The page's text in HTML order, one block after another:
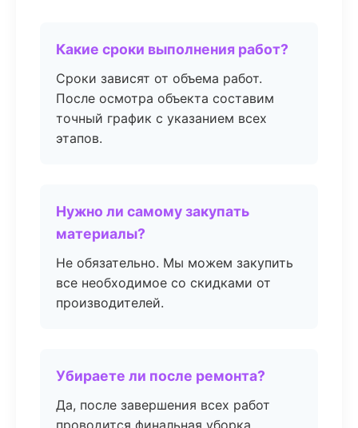
Какие сроки выполнения работ?
Сроки зависят от объема работ.
После осмотра объекта составим
точный график с указанием всех
этапов.
Нужно ли самому закупать
материалы?
Не обязательно. Мы можем закупить
все необходимое со скидками от
производителей.
Убираете ли после ремонта?
Да, после завершения всех работ
проводится финальная уборка